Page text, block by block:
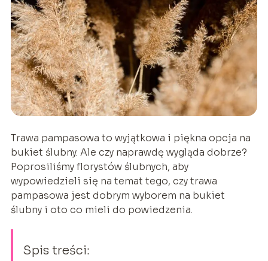
Trawa pampasowa to wyjątkowa i piękna opcja na
bukiet ślubny. Ale czy naprawdę wygląda dobrze?
Poprosiliśmy florystów ślubnych, aby
wypowiedzieli się na temat tego, czy trawa
pampasowa jest dobrym wyborem na bukiet
ślubny i oto co mieli do powiedzenia.
Spis treści: